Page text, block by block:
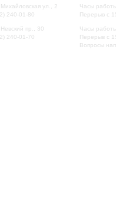
ул., 2
240-01-80
пр., 30
240-01-70
Часы
Перерыв с
Часы
Перерыв с
Вопросы